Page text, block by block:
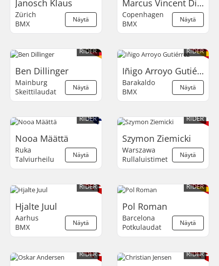
Janosch Klaus
Näytä
Zürich
BMX
Marcus Vincent Diemar
Näytä
Copenhagen
BMX
RIDER
Ben Dillinger
Näytä
Mainburg
Skeittilaudat
RIDER
Iñigo Arroyo Gutiérrez
Näytä
Barakaldo
BMX
RIDER
Nooa Määttä
Näytä
Ruka
Talviurheilu
RIDER
Szymon Ziemicki
Näytä
Warszawa
Rullaluistimet
RIDER
Hjalte Juul
Näytä
Aarhus
BMX
RIDER
Pol Roman
Näytä
Barcelona
Potkulaudat
RIDER RIDER